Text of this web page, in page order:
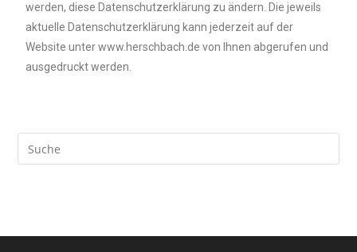
werden, diese Datenschutzerklärung zu ändern. Die jeweils
aktuelle Datenschutzerklärung kann jederzeit auf der
Website unter www.herschbach.de von Ihnen abgerufen und
ausgedruckt werden.